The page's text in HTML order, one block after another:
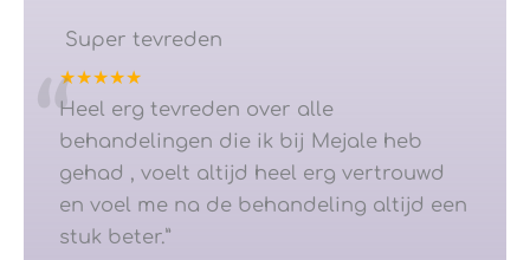
Super tevreden
★★★★★
“
Heel erg tevreden over alle
behandelingen die ik bij Mejale heb
gehad , voelt altijd heel erg vertrouwd
en voel me na de behandeling altijd een
stuk beter.”